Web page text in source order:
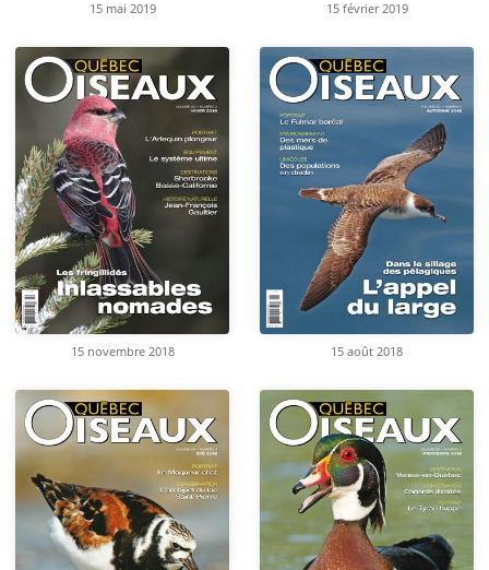
15 mai 2019 15 février 2019
15 novembre 2018 15 août 2018